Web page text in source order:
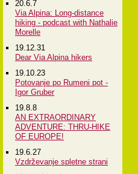
20.6.7
Via Alpina: Long-distance
hiking - podcast with Nathalie
Morelle
19.12.31
Dear Via Alpina hikers
19.10.23
Potovanje po Rumeni pot -
Igor Gruber
19.8.8
AN EXTRAORDINARY
ADVENTURE: THRU-HIKE
OF EUROPE!
19.6.27
Vzdrževanje spletne strani